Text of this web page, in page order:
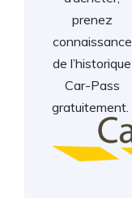
prenez
connaissance
de l’historique
Car-Pass
gratuitement.